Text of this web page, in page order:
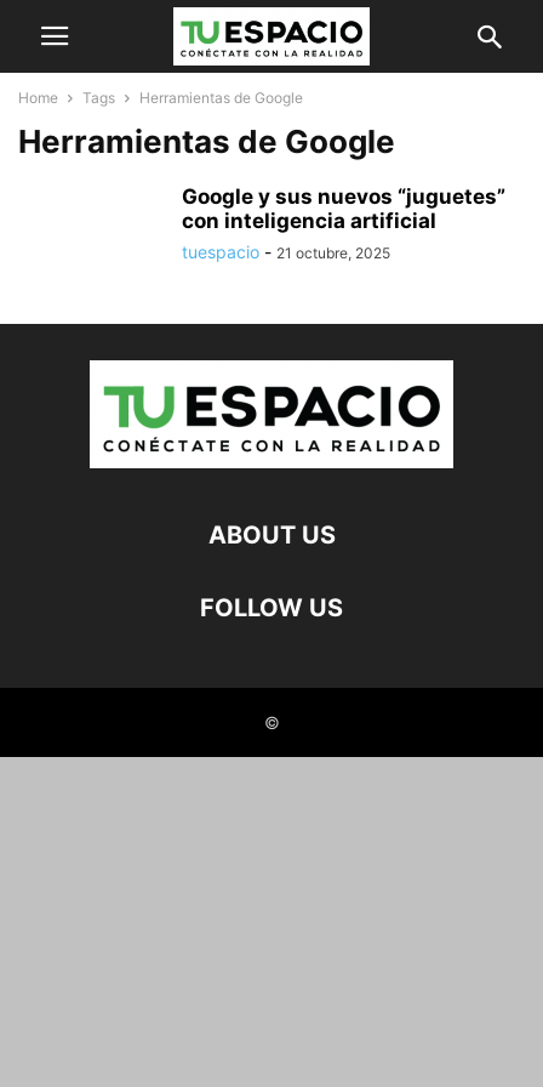
Home Tags Herramientas de Google
Herramientas de Google
Google y sus nuevos “juguetes”
con inteligencia artificial
tuespacio - 21 octubre, 2025
ABOUT US
FOLLOW US
©